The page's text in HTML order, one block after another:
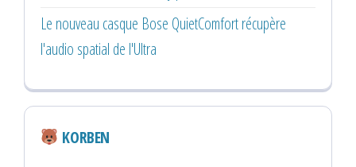
Le nouveau casque Bose QuietComfort récupère
l'audio spatial de l'Ultra
KORBEN